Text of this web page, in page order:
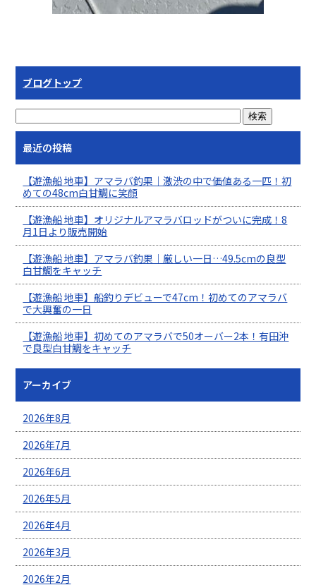
ブログトップ
最近の投稿
【遊漁船 地車】アマラバ釣果｜激渋の中で価値ある一匹！初
めての48cm白甘鯛に笑顔
【遊漁船 地車】オリジナルアマラバロッドがついに完成！8
月1日より販売開始
【遊漁船 地車】アマラバ釣果｜厳しい一日…49.5cmの良型
白甘鯛をキャッチ
【遊漁船 地車】船釣りデビューで47cm！初めてのアマラバ
で大興奮の一日
【遊漁船 地車】初めてのアマラバで50オーバー2本！有田沖
で良型白甘鯛をキャッチ
アーカイブ
2026年8月
2026年7月
2026年6月
2026年5月
2026年4月
2026年3月
2026年2月